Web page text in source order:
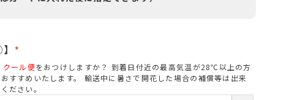
】
必
須
クール便をおつけしますか？ 到着日付近の最高気温が28℃以上の方
すすめいたします。 輸送中に暑さで開花した場合の補償等は出来
ださい。